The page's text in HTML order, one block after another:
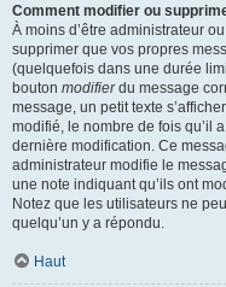
Comment modifier ou
À moins d’être administrateur
supprimer que vos propres
(quelquefois dans une durée
bouton modifierdu message
message, un petit texte
modifié, le nombre de fois qu’il
dernière modification. Ce
administrateur modifie le
une note indiquant qu’ils ont
Notez que les utilisateurs ne
quelqu’un y a répondu.
Haut